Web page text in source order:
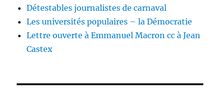
Détestables journalistes de carnaval
Les universités populaires – la Démocratie
Lettre ouverte à Emmanuel Macron cc à Jean
Castex